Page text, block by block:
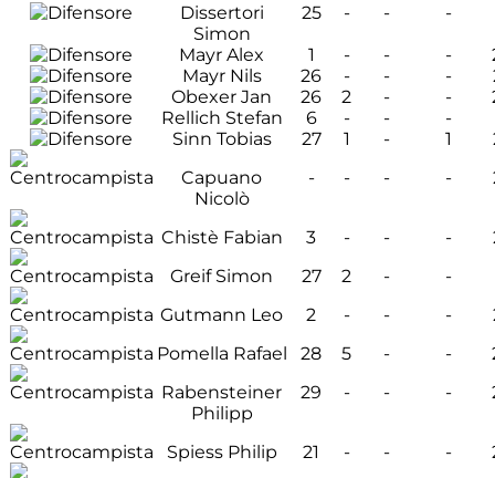
Dissertori
Simon
25 - -
-
Mayr Alex
1 - - -
Mayr Nils
26 - - -
Obexer Jan
26 2 - -
Rellich Stefan
6 - - -
Sinn Tobias
27 1 - 1
Capuano
Nicolò
- - - -
Chistè Fabian 3 - - -
Greif Simon
27 2 -
-
Gutmann Leo
2 - - -
Pomella Rafael
28 5 - -
Rabensteiner
Philipp
29 - - -
Spiess Philip 21 - - -